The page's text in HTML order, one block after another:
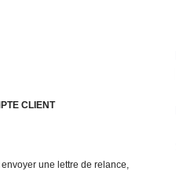
CLIENT
une lettre de relance,